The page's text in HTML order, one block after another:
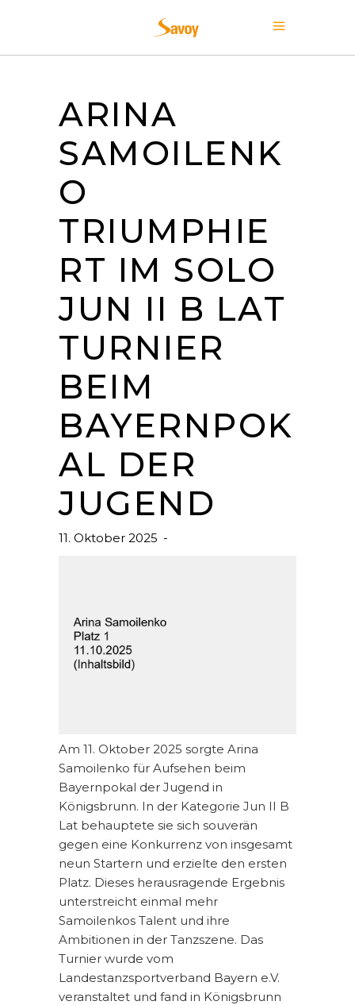
ARINA
SAMOILENK
O
TRIUMPHIE
RT IM SOLO
JUN II B LAT
TURNIER
BEIM
BAYERNPOK
AL DER
JUGEND
11. Oktober 2025
Am 11. Oktober 2025 sorgte Arina
Samoilenko für Aufsehen beim
Bayernpokal der Jugend in
Königsbrunn. In der Kategorie Jun II B
Lat behauptete sie sich souverän
gegen eine Konkurrenz von insgesamt
neun Startern und erzielte den ersten
Platz. Dieses herausragende Ergebnis
unterstreicht einmal mehr
Samoilenkos Talent und ihre
Ambitionen in der Tanzszene. Das
Turnier wurde vom
Landestanzsportverband Bayern e.V.
veranstaltet und fand in Königsbrunn